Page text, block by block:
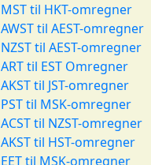
MST til HKT-omregner
AWST til AEST-omregner
NZST til AEST-omregner
ART til EST Omregner
AKST til JST-omregner
PST til MSK-omregner
ACST til NZST-omregner
AKST til HST-omregner
EET til MSK-omregner